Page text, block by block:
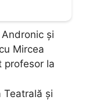
și
Mircea
profesor la
și